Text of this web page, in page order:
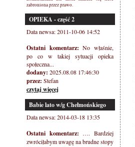
zabroniona przez prawo.
OPIEKA - część 2
Data newsa: 2011-10-06 14:52
Ostatni komentarz: No właśnie,
po co w takiej sytuacji opieka
społeczna...
dodany: 2025.08.08 17:46:30
przez: Stefan
czytaj więcej
Babie lato w/g Chełmońskiego
Data newsa: 2014-03-18 13:35
Ostatni komentarz: …. Bardziej
zwróciłabym uwagę na brudne stopy